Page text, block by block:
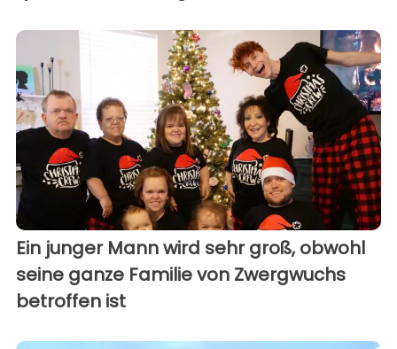
Ein junger Mann wird sehr groß, obwohl
seine ganze Familie von Zwergwuchs
betroffen ist